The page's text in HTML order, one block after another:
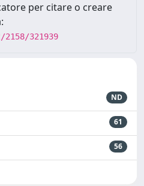
per citare o creare
321939
ND
61
56